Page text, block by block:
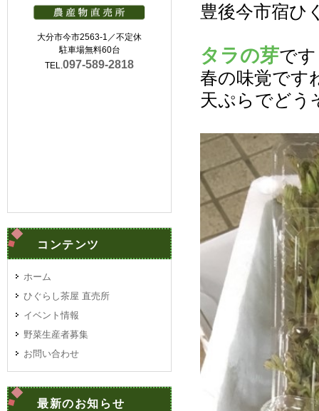
豊後今市宿ひ
タラの芽で
春の味覚です
天ぷらでどう
大分市今市2563-1／不定休
駐車場無料60台
TEL.097-589-2818
コンテンツ
ホーム
ひぐらし茶屋 直売所
イベント情報
野菜生産者募集
お問い合わせ
最新のお知らせ